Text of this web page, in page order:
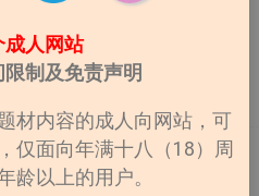
。在部下「韩秀振」的支援下，他成功
道为什么被困在关卡之中。登出的唯一
成某个来自神秘存在的任务！为此，亨
个荒谬至极的任务…
现的办公室幻想！ 所谓「办公室
年恋爱模拟游戏，周仁守作为这款游戏
要攻略所有对象的好感度，为此周仁守
情...
更新至全一话
으십니다》 平台：??????? 格极其恶
成人网站
制及免责声明
材内容的成人向网站，可
仅面向年满十八（18）周
龄以上的用户。